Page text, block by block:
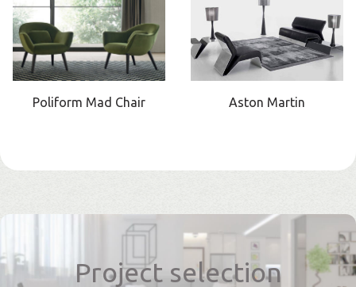
Poliform Mad Chair Aston Martin
Project selection